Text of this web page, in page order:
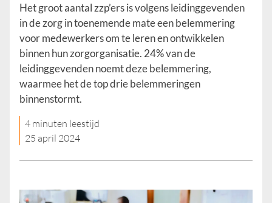
Het groot aantal zzp’ers is volgens leidinggevenden
in de zorg in toenemende mate een belemmering
voor medewerkers om te leren en ontwikkelen
binnen hun zorgorganisatie. 24% van de
leidinggevenden noemt deze belemmering,
waarmee het de top drie belemmeringen
binnenstormt.
4 minuten leestijd
25 april 2024